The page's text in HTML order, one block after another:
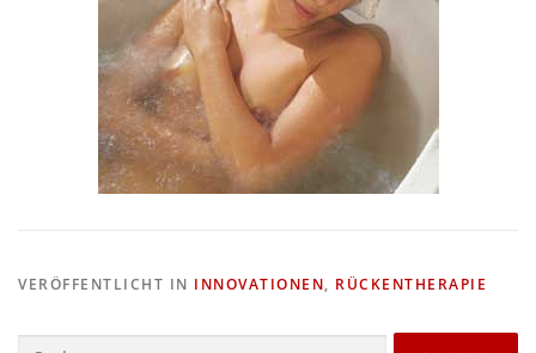
VERÖFFENTLICHT IN INNOVATIONEN, RÜCKENTHERAPIE